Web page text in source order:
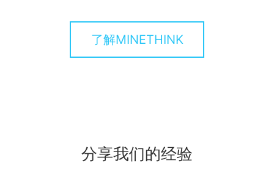
了解MINETHINK
分享我们的经验